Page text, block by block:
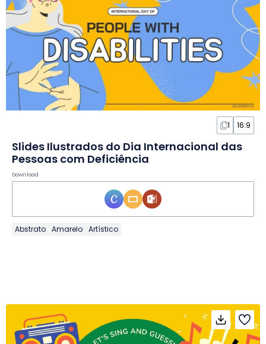
1 16:9
Slides Ilustrados do Dia Internacional das
Pessoas com Deficiência
Download
Abstrato Amarelo Artístico